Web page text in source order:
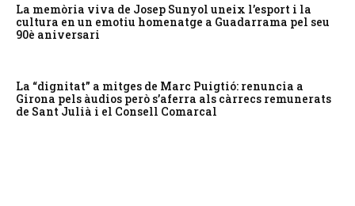
La memòria viva de Josep Sunyol uneix l’esport i la
cultura en un emotiu homenatge a Guadarrama pel seu
90è aniversari
La “dignitat” a mitges de Marc Puigtió: renuncia a
Girona pels àudios però s’aferra als càrrecs remunerats
de Sant Julià i el Consell Comarcal